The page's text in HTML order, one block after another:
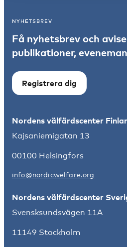
NYHETSBREV
Få nyhetsbrev och
publikationer,
Registrera dig
Nordens välfärdscenter
Kajsaniemigatan 13
00100 Helsingfors
info@nordicwelfare.org
Nordens välfärdscenter
Svensksundsvägen 11A
11149 Stockholm